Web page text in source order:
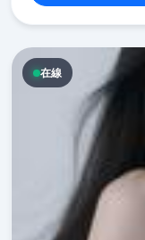
在線